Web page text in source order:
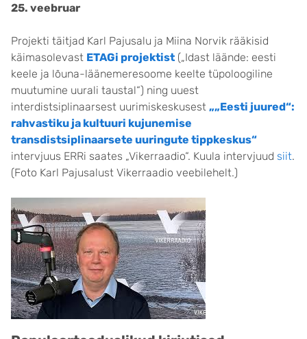
25. veebruar
Projekti täitjad Karl Pajusalu ja Miina Norvik rääkisid
käimasolevast ETAGi projektist („Idast läände: eesti
keele ja lõuna-läänemeresoome keelte tüpoloogiline
muutumine uurali taustal“) ning uuest
interdistsiplinaarsest uurimiskeskusest „„Eesti juured“:
rahvastiku ja kultuuri kujunemise
transdistsiplinaarsete uuringute tippkeskus“
intervjuus ERRi saates „Vikerraadio“. Kuula intervjuud siit.
(Foto Karl Pajusalust Vikerraadio veebilehelt.)